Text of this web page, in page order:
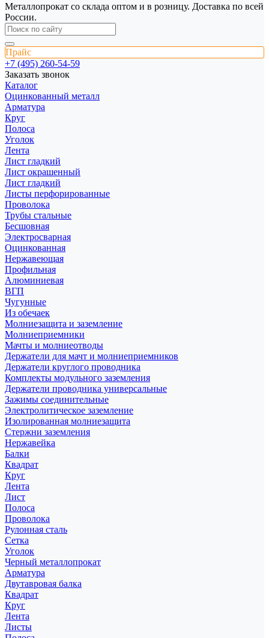
Металлопрокат со склада оптом и в розницу. Доставка по всей
России.
Прайс
+7 (495) 260-54-59
Заказать звонок
Каталог
Оцинкованный металл
Арматура
Круг
Полоса
Уголок
Лента
Лист гладкий
Лист окрашенный
Лист гладкий
Листы перфорированные
Проволока
Трубы стальные
Бесшовная
Электросварная
Оцинкованная
Нержавеющая
Профильная
Алюминиевая
ВГП
Чугунные
Из обечаек
Молниезащита и заземление
Молниеприемники
Мачты и молниеотводы
Держатели для мачт и молниеприемников
Держатели круглого проводника
Комплекты модульного заземления
Держатели проводника универсальные
Зажимы соединительные
Электролитическое заземление
Изолированная молниезащита
Стержни заземления
Нержавейка
Балки
Квадрат
Круг
Лента
Лист
Полоса
Проволока
Рулонная сталь
Сетка
Уголок
Черный металлопрокат
Арматура
Двутавровая балка
Квадрат
Круг
Лента
Листы